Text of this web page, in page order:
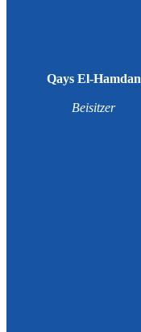
Qays El-Hamdan
Beisitzer